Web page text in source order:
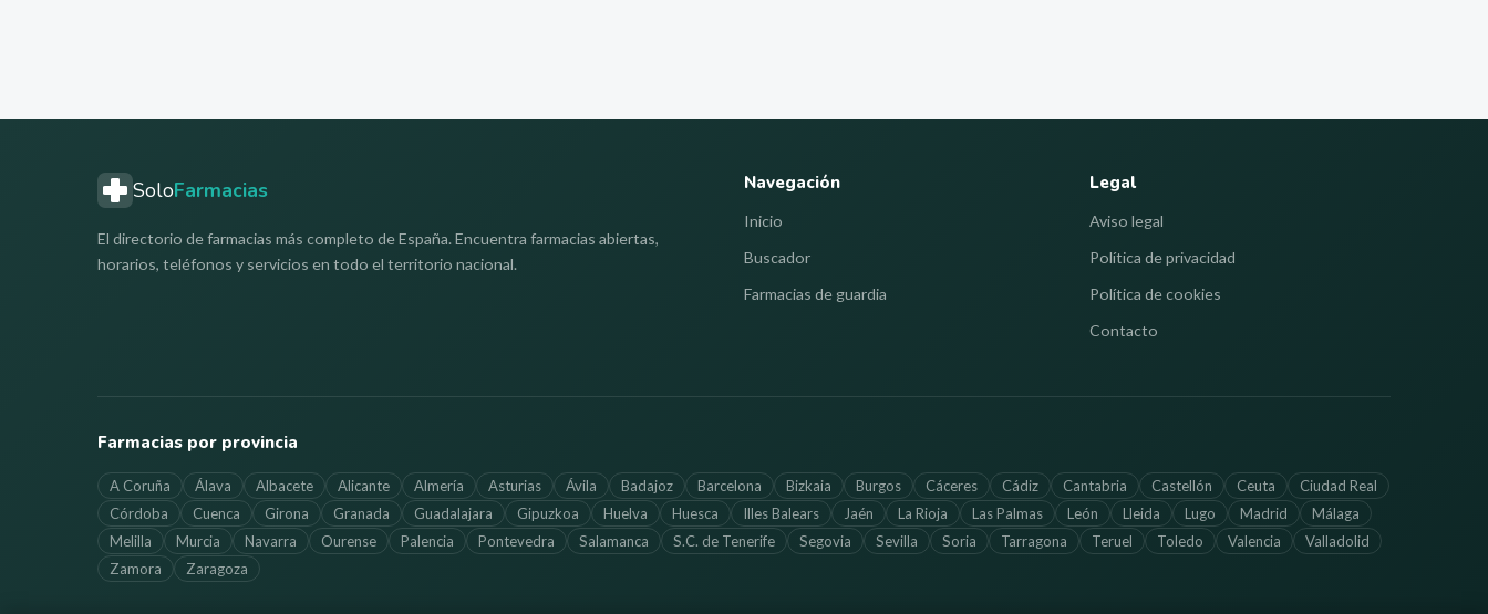
SoloFarmacias
El directorio de farmacias más completo de España. Encuentra farmacias abiertas,
horarios, teléfonos y servicios en todo el territorio nacional.
Navegación
Inicio
Buscador
Farmacias de guardia
Legal
Aviso legal
Política de privacidad
Política de cookies
Contacto
Farmacias por provincia
A Coruña Álava Albacete Alicante Almería Asturias Ávila Badajoz Barcelona Bizkaia Burgos Cáceres Cádiz Cantabria Castellón Ceuta
Ciudad Real
Córdoba
Cuenca Girona Granada Guadalajara Gipuzkoa Huelva Huesca Illes Balears Jaén La Rioja Las Palmas León Lleida Lugo Madrid
Málaga
Melilla
Murcia Navarra Ourense Palencia Pontevedra Salamanca S.C. de Tenerife Segovia Sevilla Soria Tarragona Teruel Toledo Valencia
Valladolid
Zamora
Zaragoza